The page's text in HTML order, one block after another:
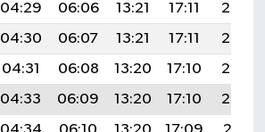
04:29 06:06 13:21 17:11
20:25
04:30 06:07 13:21 17:11
20:24
04:31 06:08 13:20 17:10
20:23
04:33 06:09 13:20 17:10
20:22